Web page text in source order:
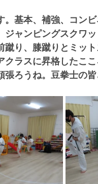
基本、補強、コン
ャンピングスクワ
り、膝蹴りとミッ
ラスに昇格したこ
ろうね。豆拳士の